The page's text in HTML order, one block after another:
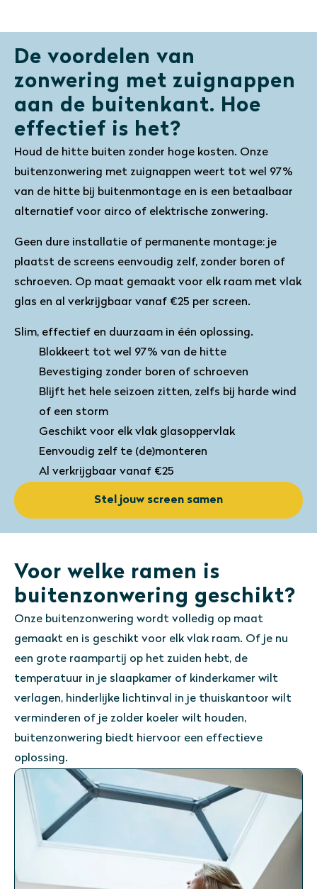
De voordelen van
zonwering met zuignappen
aan de buitenkant. Hoe
effectief is het?
Houd de hitte buiten zonder hoge kosten. Onze
buitenzonwering met zuignappen weert tot wel 97%
van de hitte bij buitenmontage en is een betaalbaar
alternatief voor airco of elektrische zonwering.
Geen dure installatie of permanente montage: je
plaatst de screens eenvoudig zelf, zonder boren of
schroeven. Op maat gemaakt voor elk raam met vlak
glas en al verkrijgbaar vanaf €25 per screen.
Slim, effectief en duurzaam in één oplossing.
Blokkeert tot wel 97% van de hitte
Bevestiging zonder boren of schroeven
Blijft het hele seizoen zitten, zelfs bij harde wind
of een storm
Geschikt voor elk vlak glasoppervlak
Eenvoudig zelf te (de)monteren
Al verkrijgbaar vanaf €25
Stel jouw screen samen
Voor welke ramen is
buitenzonwering geschikt?
Onze buitenzonwering wordt volledig op maat
gemaakt en is geschikt voor elk vlak raam. Of je nu
een grote raampartij op het zuiden hebt, de
temperatuur in je slaapkamer of kinderkamer wilt
verlagen, hinderlijke lichtinval in je thuiskantoor wilt
verminderen of je zolder koeler wilt houden,
buitenzonwering biedt hiervoor een effectieve
oplossing.